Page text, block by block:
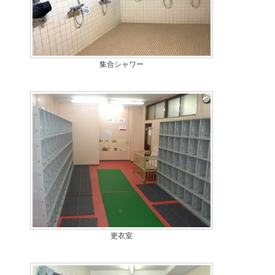
集合シャワー
更衣室